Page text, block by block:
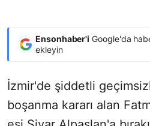
Ensonhaber'i Google'da
ekleyin
İzmir'de şiddetli
boşanma kararı alan